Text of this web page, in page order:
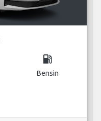
local_gas_station
Bensin